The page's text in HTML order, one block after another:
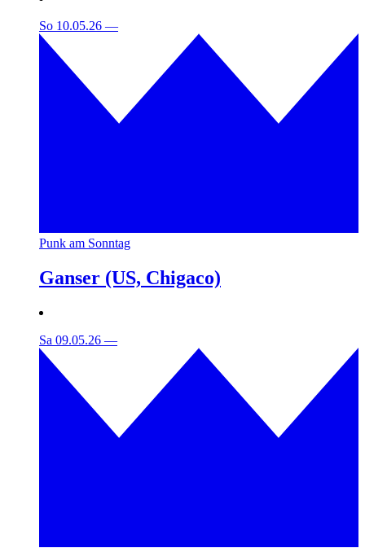
So 10.05.26 —
Punk am Sonntag
Ganser (US, Chigaco)
Sa 09.05.26 —